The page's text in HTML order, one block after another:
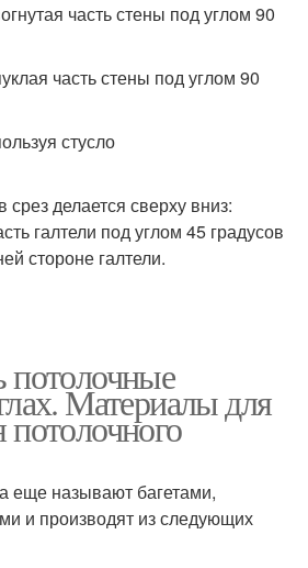
часть стены под углом 90
часть стены под углом 90
стусло
срез делается сверху вниз:
галтели под углом 45 градусов
стороне галтели.
потолочные
Материалы для
потолочного
еще называют багетами,
и производят из следующих